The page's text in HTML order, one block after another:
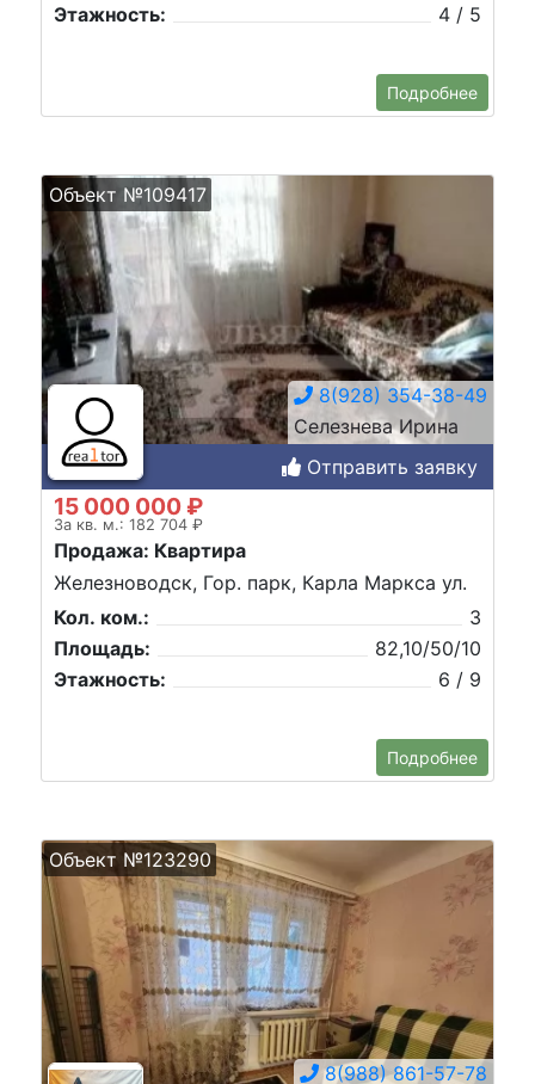
Этажность:
4 / 5
Подробнее
Объект №109417
8(928) 354-38-49
Селезнева Ирина
Отправить заявку
15 000 000 ₽
За кв. м.: 182 704 ₽
Продажа: Квартира
Железноводск, Гор. парк, Карла Маркса ул.
Кол. ком.:
3
Площадь:
82,10/50/10
Этажность:
6 / 9
Подробнее
Объект №123290
8(988) 861-57-78